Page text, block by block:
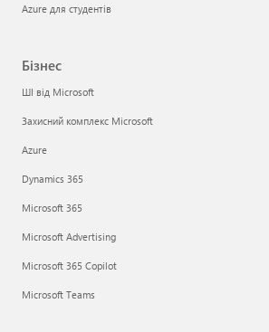
Azure для студентів
Бізнес
ШІ від Microsoft
Захисний комплекс Microsoft
Azure
Dynamics 365
Microsoft 365
Microsoft Advertising
Microsoft 365 Copilot
Microsoft Teams